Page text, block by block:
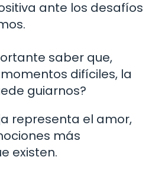
ante los desafíos
saber que,
difíciles, la
guiarnos?
representa el amor,
más
existen.